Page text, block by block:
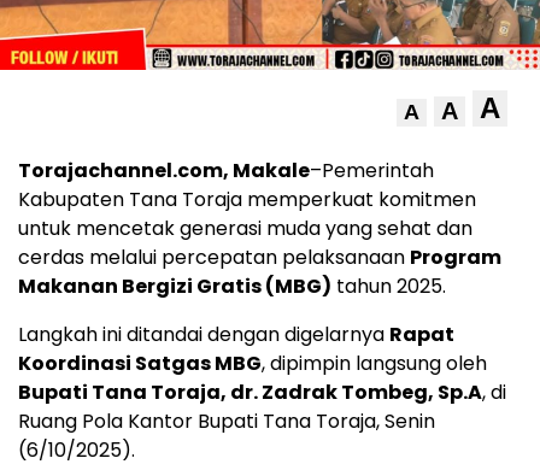
A A A
Torajachannel.com, Makale–Pemerintah
Kabupaten Tana Toraja memperkuat komitmen
untuk mencetak generasi muda yang sehat dan
cerdas melalui percepatan pelaksanaan Program
Makanan Bergizi Gratis (MBG) tahun 2025.
Langkah ini ditandai dengan digelarnya Rapat
Koordinasi Satgas MBG, dipimpin langsung oleh
Bupati Tana Toraja, dr. Zadrak Tombeg, Sp.A, di
Ruang Pola Kantor Bupati Tana Toraja, Senin
(6/10/2025).